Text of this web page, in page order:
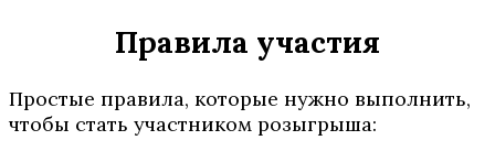
Правила участия
Простые правила, которые нужно выполнить,
чтобы стать участником розыгрыша: